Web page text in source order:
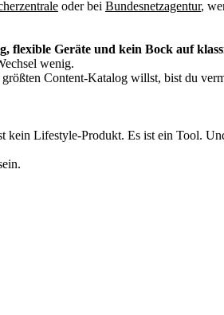
oder bei Bundesnetzagentur,
flexible Geräte und kein Bock auf
wenig.
Content-Katalog willst, bist du
Lifestyle-Produkt. Es ist ein Tool.